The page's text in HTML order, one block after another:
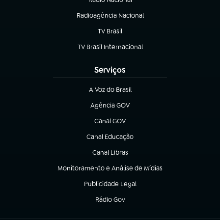
Radioagência Nacional
(abre em nova aba)
TV Brasil
(abre em nova aba)
TV Brasil Internacional
(abre em nova aba)
Serviços
A Voz do Brasil
(abre em nova aba)
Agência GOV
(abre em nova aba)
Canal GOV
(abre em nova aba)
Canal Educação
(abre em nova aba)
Canal Libras
(abre em nova aba)
Monitoramento e Análise de Mídias
(abre em nova aba)
Publicidade Legal
(abre em nova aba)
Rádio Gov
(abre em nova aba)